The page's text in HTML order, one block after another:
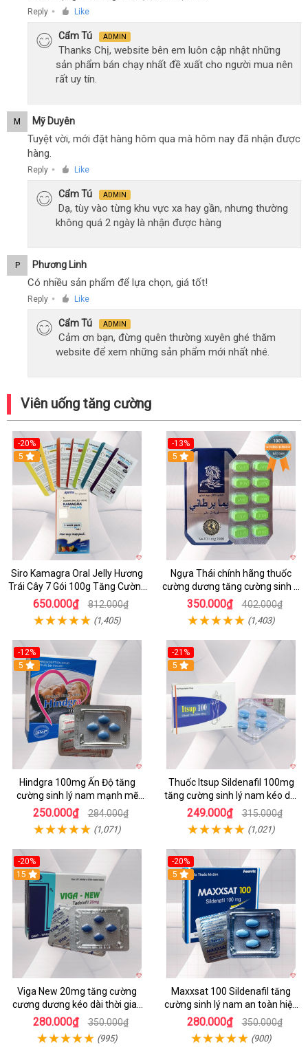
Reply ● Like
Cẩm Tú ADMIN
Thanks Chị, website bên em luôn cập nhật những
sản phẩm bán chạy nhất đề xuất cho người mua nên
rất uy tín.
M Mỹ Duyên
Tuyệt vời, mới đặt hàng hôm qua mà hôm nay đã nhận được
hàng.
Reply ● Like
Cẩm Tú ADMIN
Dạ, tùy vào từng khu vực xa hay gần, nhưng thường
không quá 2 ngày là nhận được hàng
P Phương Linh
Có nhiều sản phẩm để lựa chọn, giá tốt!
Reply ● Like
Cẩm Tú ADMIN
Cảm ơn bạn, đừng quên thường xuyên ghé thăm
website để xem những sản phẩm mới nhất nhé.
Viên uống tăng cường
-20%
5
Siro Kamagra Oral Jelly Hương
Trái Cây 7 Gói 100g Tăng Cường
Sinh Lý Nam
650.000₫ 812.000₫
(1,405)
-13%
Hot
5
Ngựa Thái chính hãng thuốc
cường dương tăng cường sinh lý
nam hộp 10 viên
350.000₫ 402.000₫
(1,403)
-12%
5
Hindgra 100mg Ấn Độ tăng
cường sinh lý nam mạnh mẽ
chống xuất tinh sớm
250.000₫ 284.000₫
(1,071)
-21%
5
Thuốc Itsup Sildenafil 100mg
tăng cường sinh lý nam kéo dài
thời gian chất lượng
249.000₫ 315.000₫
(1,021)
-20%
15
Viga New 20mg tăng cường
cương dương kéo dài thời gian
quan hệ hộp 4 viên
280.000₫ 350.000₫
(995)
-20%
5
Maxxsat 100 Sildenafil tăng
cường sinh lý nam an toàn hiệu
quả
280.000₫ 350.000₫
(900)